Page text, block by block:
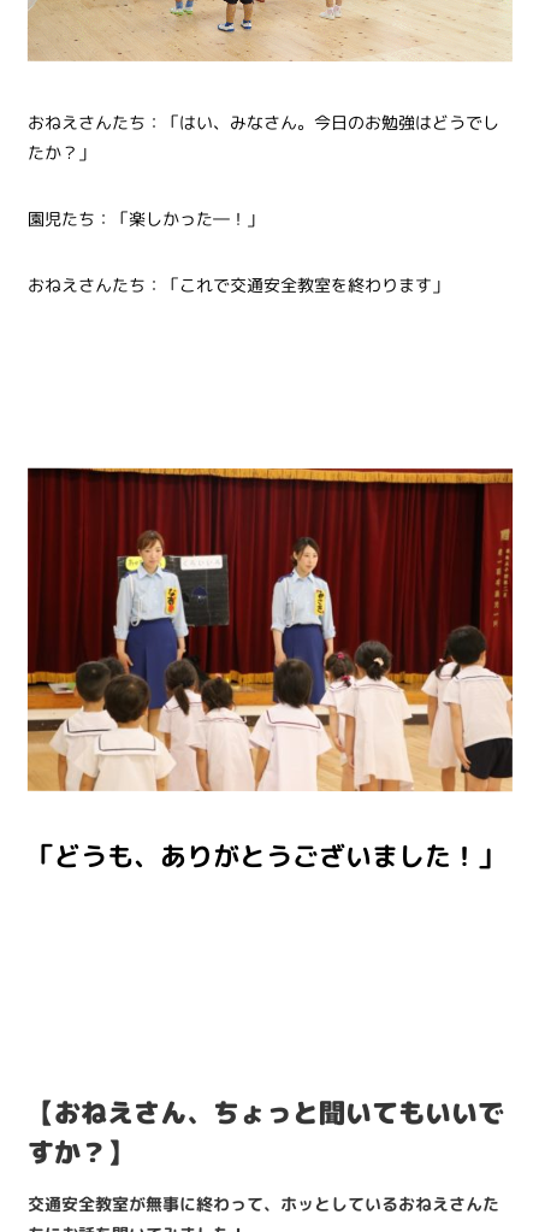
おねえさんたち：「はい、みなさん。今日のお勉強はどうでし
たか？」
園児たち：「楽しかった―！」
おねえさんたち：「これで交通安全教室を終わります」
「どうも、ありがとうございました！」
【おねえさん、ちょっと聞いてもいいで
すか？】
交通安全教室が無事に終わって、ホッとしているおねえさんた